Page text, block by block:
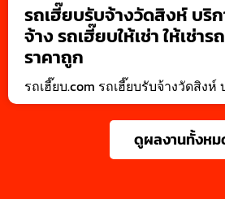
รถเฮี๊ยบรับจ้างวัดสิงห์ บริ
จ้าง รถเฮี๊ยบให้เช่า ให้เช่า
ราคาถูก
รถเฮี๊ยบ.com รถเฮี๊ยบรับจ้างวัดสิงห์
ดูผลงานทั้งหม